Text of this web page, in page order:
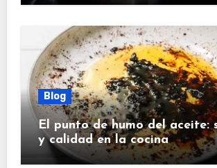
Blog
El punto de humo del aceite:
y calidad en la cocina